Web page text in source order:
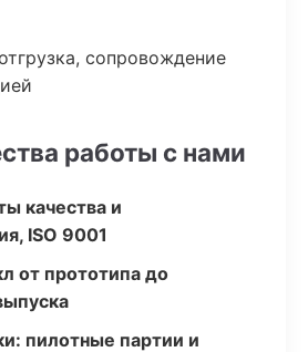
сопровождение
работы с нами
качества и
ISO 9001
от прототипа до
пилотные партии и